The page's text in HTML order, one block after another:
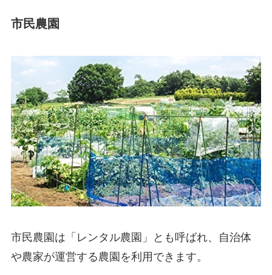
市民農園
市民農園は「 レンタル農園 」とも呼ばれ、自治体
や農家が運営する農園を利用できます。